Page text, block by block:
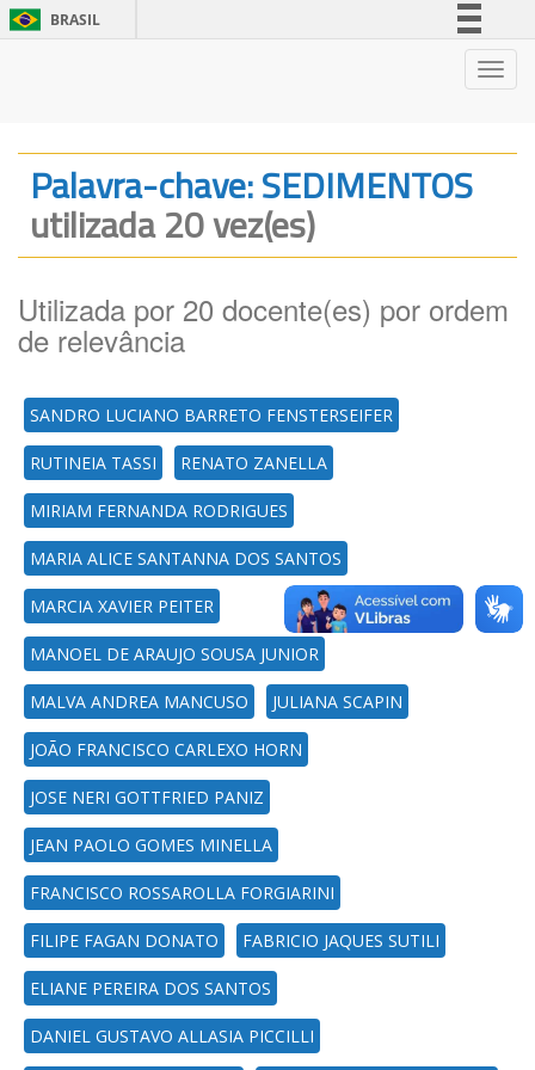
BRASIL
Legislação
Palavra-chave: SEDIMENTOS
utilizada 20 vez(es)
Utilizada por 20 docente(es) por ordem
de relevância
SANDRO LUCIANO BARRETO FENSTERSEIFER
RUTINEIA TASSI RENATO ZANELLA
MIRIAM FERNANDA RODRIGUES
MARIA ALICE SANTANNA DOS SANTOS
MARCIA XAVIER PEITER
MANOEL DE ARAUJO SOUSA JUNIOR
MALVA ANDREA MANCUSO JULIANA SCAPIN
JOÃO FRANCISCO CARLEXO HORN
JOSE NERI GOTTFRIED PANIZ
JEAN PAOLO GOMES MINELLA
FRANCISCO ROSSAROLLA FORGIARINI
FILIPE FAGAN DONATO FABRICIO JAQUES SUTILI
ELIANE PEREIRA DOS SANTOS
DANIEL GUSTAVO ALLASIA PICCILLI